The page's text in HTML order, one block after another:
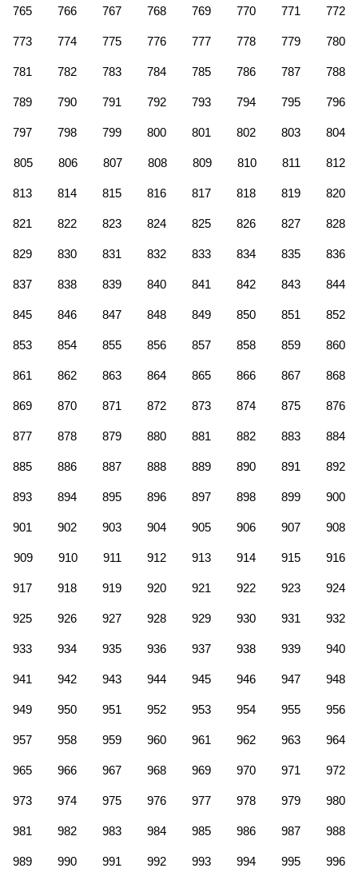
765 766 767 768 769 770 771 772
773 774 775 776 777 778 779 780
781 782 783 784 785 786 787 788
789 790 791 792 793 794 795 796
797 798 799 800 801 802 803 804
805 806 807 808 809 810 811 812
813 814 815 816 817 818 819 820
821 822 823 824 825 826 827 828
829 830 831 832 833 834 835 836
837 838 839 840 841 842 843 844
845 846 847 848 849 850 851 852
853 854 855 856 857 858 859 860
861 862 863 864 865 866 867 868
869 870 871 872 873 874 875 876
877 878 879 880 881 882 883 884
885 886 887 888 889 890 891 892
893 894 895 896 897 898 899 900
901 902 903 904 905 906 907 908
909 910 911 912 913 914 915 916
917 918 919 920 921 922 923 924
925 926 927 928 929 930 931 932
933 934 935 936 937 938 939 940
941 942 943 944 945 946 947 948
949 950 951 952 953 954 955 956
957 958 959 960 961 962 963 964
965 966 967 968 969 970 971 972
973 974 975 976 977 978 979 980
981 982 983 984 985 986 987 988
989 990 991 992 993 994 995 996